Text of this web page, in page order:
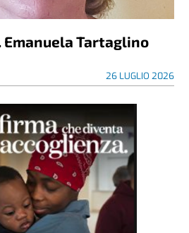
Emanuela Tartaglino
26 LUGLIO 2026